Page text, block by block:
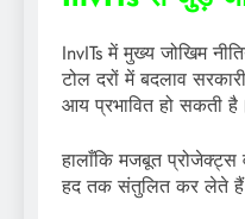
InvITs में मुख्य जोखिम
टोल दरों में बदलाव
आय प्रभावित हो सकती है।
हालाँकि मजबूत प्रोजेक्ट्स
हद तक संतुलित कर लेते